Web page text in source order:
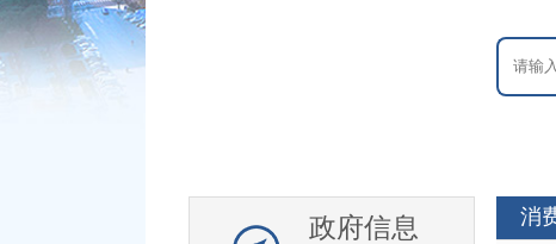
政府信息
消